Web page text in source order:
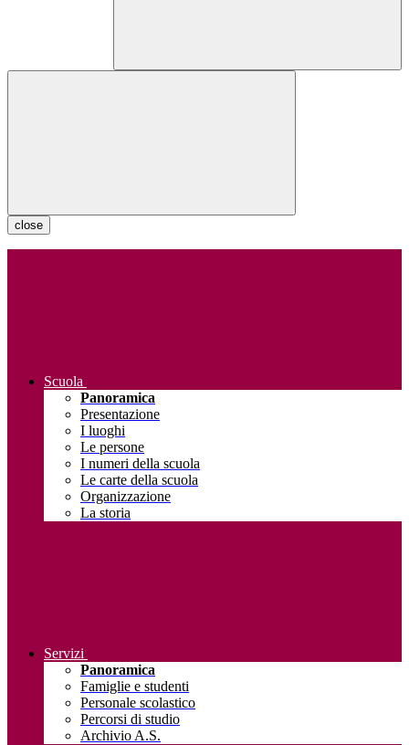
close
Scuola
Panoramica
Presentazione
I luoghi
Le persone
I numeri della scuola
Le carte della scuola
Organizzazione
La storia
Servizi
Panoramica
Famiglie e studenti
Personale scolastico
Percorsi di studio
Archivio A.S.